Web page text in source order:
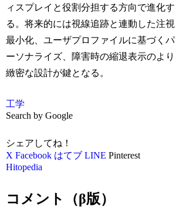
ィスプレイと役割分担する方向で進化す
る。将来的には視線追跡と連動した注視
最小化、ユーザプロファイルに基づくパ
ーソナライズ、障害時の縮退表示のより
緻密な設計が鍵となる。
工学
Search by Google
シェアしてね！
X Facebook はてブ LINE Pinterest
Hitopedia
コメント（β版）